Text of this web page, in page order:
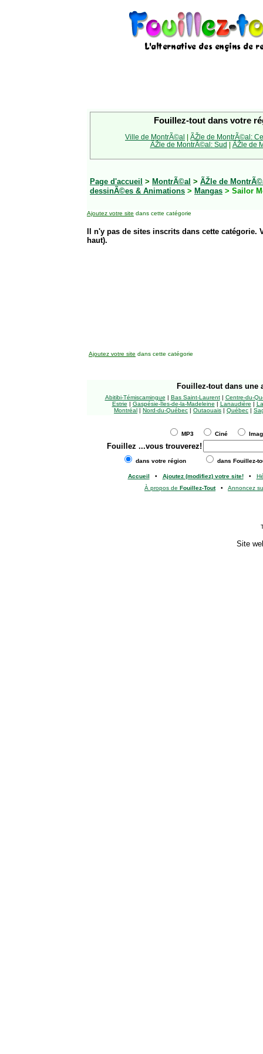
Fouillez-tout dans votre
Ville de MontrÃ©al | ÃŽle de MontrÃ©al:
ÃŽle de MontrÃ©al: Sud | ÃŽle de
Page d'accueil > MontrÃ©al > ÃŽle de
dessinÃ©es & Animations > Mangas > Sailor
Ajoutez votre site dans cette catégorie
Il n'y pas de sites inscrits dans cette
haut).
Ajoutez votre site dans cette catégorie
Fouillez-tout dans une
Abitibi-Témiscamingue | Bas Saint-Laurent| Centre-du-
Estrie | Gaspésie-Îles-de-la-Madeleine | Lanaudière |
Montréal | Nord-du-Québec | Outaouais | Québec |
MP3 Ciné
Fouillez ...vous trouverez!
dans votre région dans Fouillez-
Accueil • Ajoutez (modifiez) votre site!•
À propos de Fouillez-Tout• Annoncez
Site